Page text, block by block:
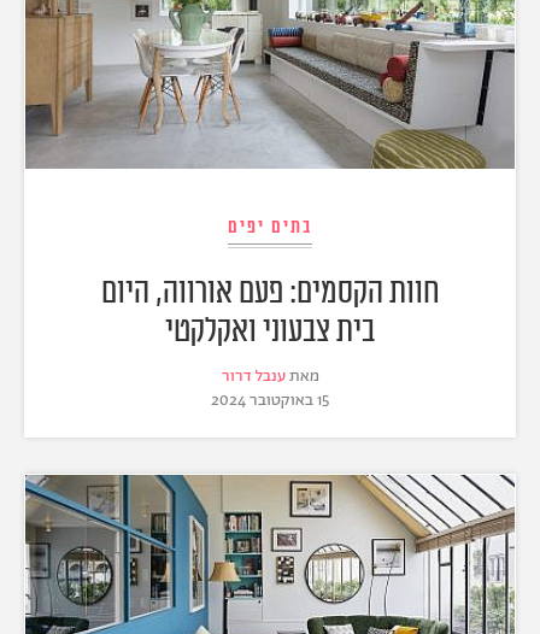
בתים יפים
חוות הקסמים: פעם אורווה, היום
בית צבעוני ואקלקטי
מאתענבל דרור
15 באוקטובר 2024